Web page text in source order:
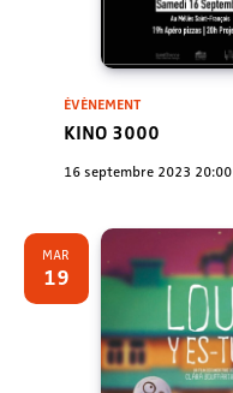
ÉVÈNEMENT
KINO 3000
16 septembre 2023 20:00
MAR
19